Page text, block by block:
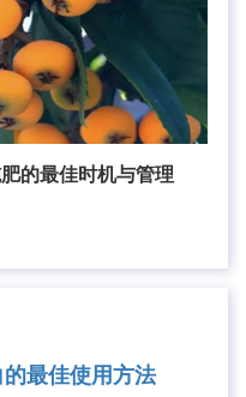
的最佳时机与管理
最佳使用方法